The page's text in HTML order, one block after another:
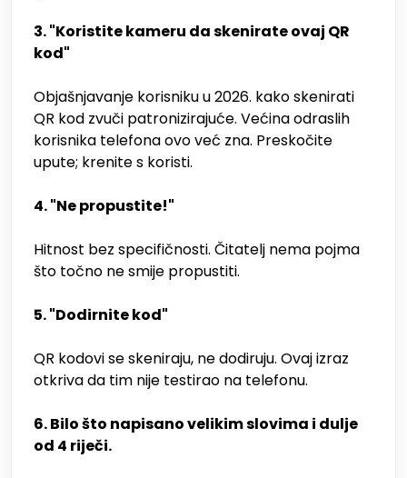
3. "Koristite kameru da skenirate ovaj QR
kod"
Objašnjavanje korisniku u 2026. kako skenirati
QR kod zvuči patronizirajuće. Većina odraslih
korisnika telefona ovo već zna. Preskočite
upute; krenite s koristi.
4. "Ne propustite!"
Hitnost bez specifičnosti. Čitatelj nema pojma
što točno ne smije propustiti.
5. "Dodirnite kod"
QR kodovi se skeniraju, ne dodiruju. Ovaj izraz
otkriva da tim nije testirao na telefonu.
6. Bilo što napisano velikim slovima i dulje
od 4 riječi.